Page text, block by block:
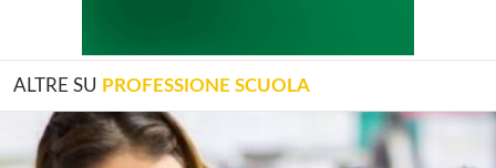
ALTRE SU PROFESSIONE SCUOLA